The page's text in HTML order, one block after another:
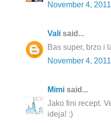
November 4,
Vali said...
Bas super, brzo i
November 4,
Mimi said...
Jako fini recept.
ideja! :)